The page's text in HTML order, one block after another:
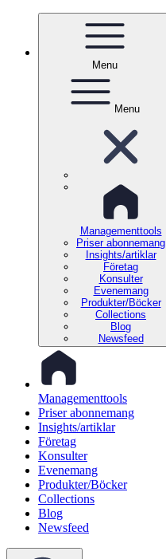
Menu
Menu
Managementtools
Priser abonnemang
Insights/artiklar
Företag
Konsulter
Evenemang
Produkter/Böcker
Collections
Blog
Newsfeed
Managementtools
Priser abonnemang
Insights/artiklar
Företag
Konsulter
Evenemang
Produkter/Böcker
Collections
Blog
Newsfeed